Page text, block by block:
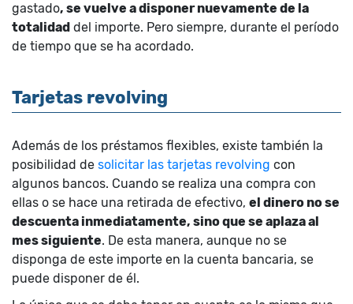
gastado, se vuelve a disponer nuevamente de la
totalidad del importe. Pero siempre, durante el período
de tiempo que se ha acordado.
Tarjetas revolving
Además de los préstamos flexibles, existe también la
posibilidad de solicitar las tarjetas revolving con
algunos bancos. Cuando se realiza una compra con
ellas o se hace una retirada de efectivo, el dinero no se
descuenta inmediatamente, sino que se aplaza al
mes siguiente. De esta manera, aunque no se
disponga de este importe en la cuenta bancaria, se
puede disponer de él.